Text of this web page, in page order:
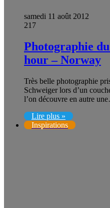
samedi 11 août 2012
217
Photographie
hour – Norway
Très belle photographie
Schweiger lors d’un
l’on découvre en autre
Lire plus »
Inspirations